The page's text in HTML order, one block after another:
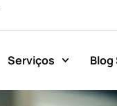
Serviços